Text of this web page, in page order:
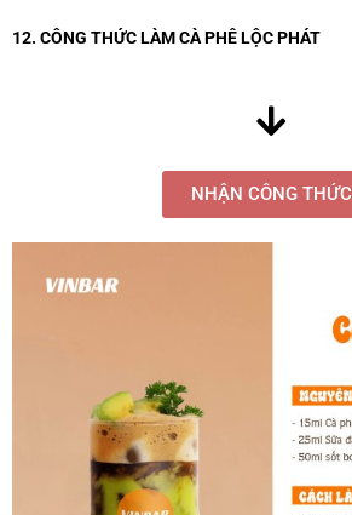
12. CÔNG THỨC LÀM CÀ PHÊ LỘC PHÁT
NHẬN CÔNG THỨC